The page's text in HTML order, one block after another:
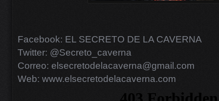
Facebook: EL SECRETO DE LA CAVERNA
Twitter: @Secreto_caverna
Correo: elsecretodelacaverna@gmail.com
Web: www.elsecretodelacaverna.com